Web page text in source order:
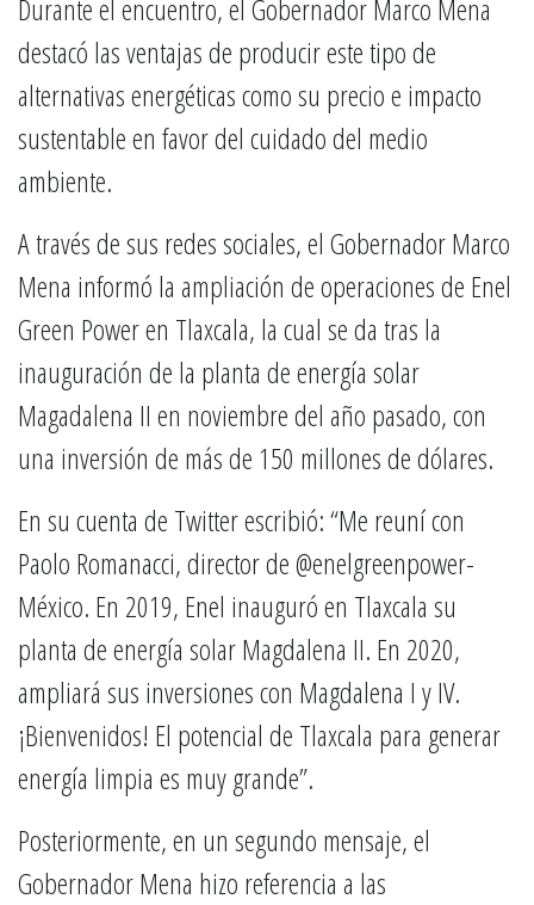
Durante el encuentro, el Gobernador Marco Mena
destacó las ventajas de producir este tipo de
alternativas energéticas como su precio e impacto
sustentable en favor del cuidado del medio
ambiente.
A través de sus redes sociales, el Gobernador Marco
Mena informó la ampliación de operaciones de Enel
Green Power en Tlaxcala, la cual se da tras la
inauguración de la planta de energía solar
Magadalena II en noviembre del año pasado, con
una inversión de más de 150 millones de dólares.
En su cuenta de Twitter escribió: “Me reuní con
Paolo Romanacci, director de @enelgreenpower-
México. En 2019, Enel inauguró en Tlaxcala su
planta de energía solar Magdalena II. En 2020,
ampliará sus inversiones con Magdalena I y IV.
¡Bienvenidos! El potencial de Tlaxcala para generar
energía limpia es muy grande”.
Posteriormente, en un segundo mensaje, el
Gobernador Mena hizo referencia a las